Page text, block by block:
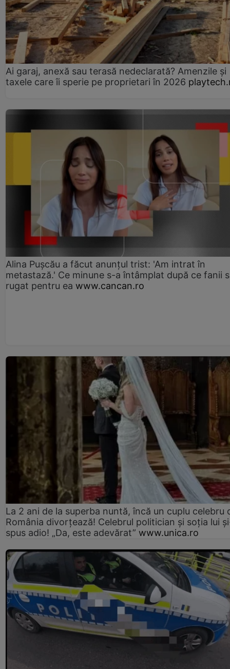
Ai garaj, anexă sau terasă nedeclarată? Amenzile și
taxele care îi sperie pe proprietari în 2026
Alina Pușcău a făcut anunțul trist: 'Am intrat în
metastază.' Ce minune s-a întâmplat după ce fanii
rugat pentru ea www.cancan.ro
La 2 ani de la superba nuntă, încă un cuplu celebru
România divorțează! Celebrul politician și soția lui
spus adio! „Da, este adevărat” www.unica.ro